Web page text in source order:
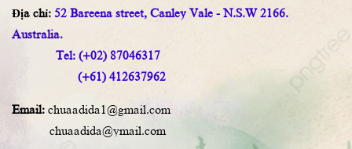
Địa chỉ: 52 Bareena street, Canley Vale - N.S.W 2166.
Australia.
Tel: (+02) 87046317
(+61) 412637962
Email: chuaadida1@gmail.com
chuaadida@ymail.com